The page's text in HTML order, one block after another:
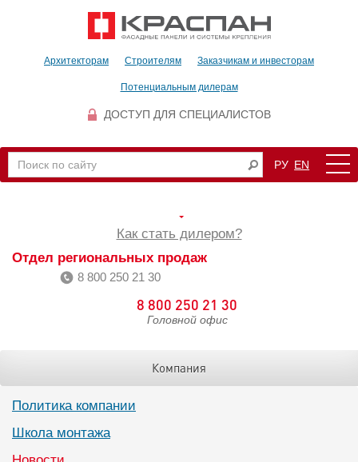
Архитекторам Строителям Заказчикам и инвесторам
Потенциальным дилерам
ДОСТУП ДЛЯ СПЕЦИАЛИСТОВ
РУ EN
Как стать дилером?
Отдел региональных продаж
8 800 250 21 30
8 800 250 21 30
Головной офис
Компания
Политика компании
Школа монтажа